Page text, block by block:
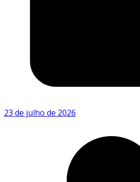
23 de julho de 2026